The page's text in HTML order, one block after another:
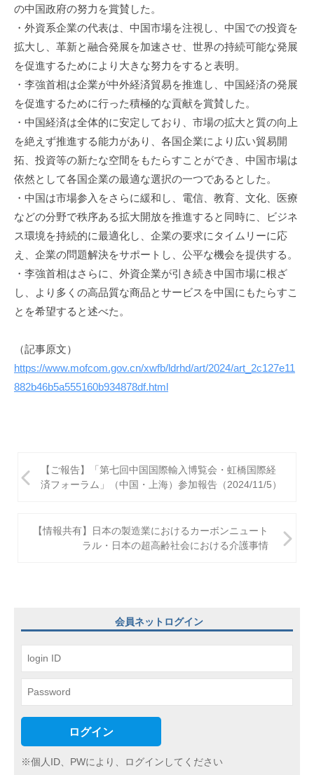
c
i
p
o
)
の中国政府の努力を賞賛した。
・外資系企業の代表は、中国市場を注視し、中国での投資を
拡大し、革新と融合発展を加速させ、世界の持続可能な発展
を促進するためにより大きな努力をすると表明。
・李強首相は企業が中外経済貿易を推進し、中国経済の発展
を促進するために行った積極的な貢献を賞賛した。
・中国経済は全体的に安定しており、市場の拡大と質の向上
を絶えず推進する能力があり、各国企業により広い貿易開
拓、投資等の新たな空間をもたらすことができ、中国市場は
依然として各国企業の最適な選択の一つであるとした。
・中国は市場参入をさらに緩和し、電信、教育、文化、医療
などの分野で秩序ある拡大開放を推進すると同時に、ビジネ
ス環境を持続的に最適化し、企業の要求にタイムリーに応
え、企業の問題解決をサポートし、公平な機会を提供する。
・李強首相はさらに、外資企業が引き続き中国市場に根ざ
し、より多くの高品質な商品とサービスを中国にもたらすこ
とを希望すると述べた。
（記事原文）
https://www.mofcom.gov.cn/xwfb/ldrhd/art/2024/art_2c127e11
882b46b5a555160b934878df.html
稿
ョ
ン
【ご報告】「第七回中国国際輸入博覧会・虹橋国際経
済フォーラム」（中国・上海）参加報告（2024/11/5）
【情報共有】日本の製造業におけるカーボンニュート
ラル・日本の超高齢社会における介護事情
会員ネットログイン
ログイン
※個人ID、PWにより、ログインしてください